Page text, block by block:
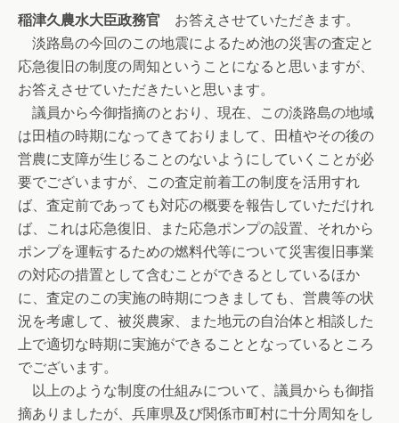
稲津久農水大臣政務官 お答えさせていただきます。
淡路島の今回のこの地震によるため池の災害の査定と
応急復旧の制度の周知ということになると思いますが、
お答えさせていただきたいと思います。
議員から今御指摘のとおり、現在、この淡路島の地域
は田植の時期になってきておりまして、田植やその後の
営農に支障が生じることのないようにしていくことが必
要でございますが、この査定前着工の制度を活用すれ
ば、査定前であっても対応の概要を報告していただけれ
ば、これは応急復旧、また応急ポンプの設置、それから
ポンプを運転するための燃料代等について災害復旧事業
の対応の措置として含むことができるとしているほか
に、査定のこの実施の時期につきましても、営農等の状
況を考慮して、被災農家、また地元の自治体と相談した
上で適切な時期に実施ができることとなっているところ
でございます。
以上のような制度の仕組みについて、議員からも御指
摘ありましたが、兵庫県及び関係市町村に十分周知をし